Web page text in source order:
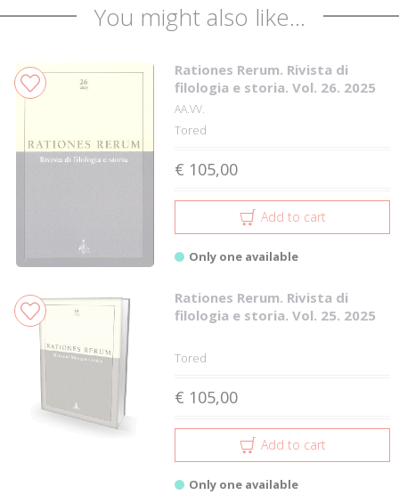
You might also like...
Rationes Rerum. Rivista di
filologia e storia. Vol. 26. 2025
AA.VV.
Tored
€ 105,00
Add to cart
Only one available
Rationes Rerum. Rivista di
filologia e storia. Vol. 25. 2025
Tored
€ 105,00
Add to cart
Only one available